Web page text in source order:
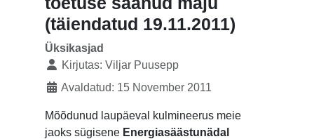
(täiendatud 19.11.2011)
Üksikasjad
Kirjutas: Viljar Puusepp
Avaldatud: 15 November 2011
Mõõdunud laupäeval kulmineerus meie
jaoks sügisene Energiasäästunädal